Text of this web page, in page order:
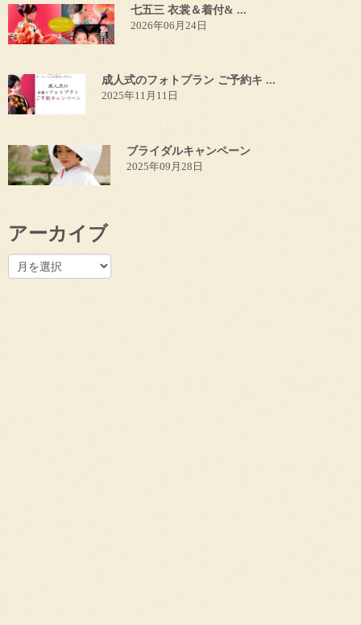
七五三 衣裳＆着付& ...
2026年06月24日
成人式のフォトプラン ご予約キ ...
2025年11月11日
ブライダルキャンペーン
2025年09月28日
アーカイブ